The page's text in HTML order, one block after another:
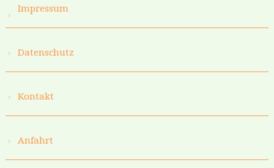
Impressum
Datenschutz
Kontakt
Anfahrt